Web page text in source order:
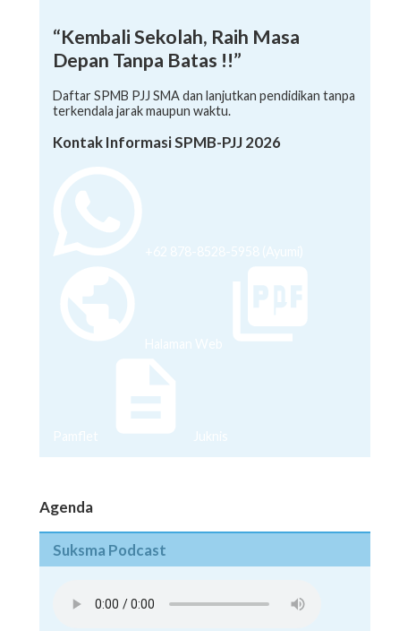
“Kembali Sekolah, Raih Masa
Depan Tanpa Batas !!”
Daftar SPMB PJJ SMA dan lanjutkan pendidikan tanpa
terkendala jarak maupun waktu.
Kontak Informasi SPMB-PJJ 2026
+62 878-8528-5958 (Ayumi)
Halaman Web
Pamflet Juknis
Agenda
Suksma Podcast